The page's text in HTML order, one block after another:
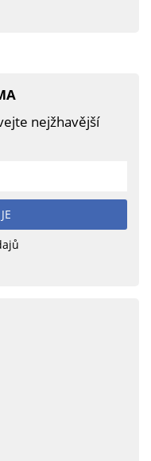
nejžhavější